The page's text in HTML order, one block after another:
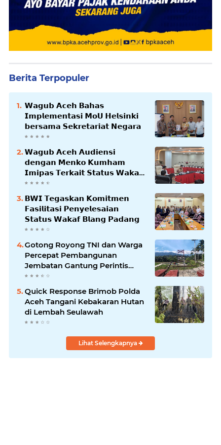
Berita Terpopuler
𝗪𝗮𝗴𝘂𝗯 𝗔𝗰𝗲𝗵 𝗕𝗮𝗵𝗮𝘀
𝗜𝗺𝗽𝗹𝗲𝗺𝗲𝗻𝘁𝗮𝘀𝗶 𝗠𝗼𝗨 𝗛𝗲𝗹𝘀𝗶𝗻𝗸𝗶
𝗯𝗲𝗿𝘀𝗮𝗺𝗮 𝗦𝗲𝗸𝗿𝗲𝘁𝗮𝗿𝗶𝗮𝘁 𝗡𝗲𝗴𝗮𝗿𝗮
𝗪𝗮𝗴𝘂𝗯 𝗔𝗰𝗲𝗵 𝗔𝘂𝗱𝗶𝗲𝗻𝘀𝗶
𝗱𝗲𝗻𝗴𝗮𝗻 𝗠𝗲𝗻𝗸𝗼 𝗞𝘂𝗺𝗵𝗮𝗺
𝗜𝗺𝗶𝗽𝗮𝘀 𝗧𝗲𝗿𝗸𝗮𝗶𝘁 𝗦𝘁𝗮𝘁𝘂𝘀 𝗪𝗮𝗸𝗮𝗳
𝗕𝗹𝗮𝗻𝗴𝗽𝗮𝗱𝗮𝗻𝗴
𝗕𝗪𝗜 𝗧𝗲𝗴𝗮𝘀𝗸𝗮𝗻 𝗞𝗼𝗺𝗶𝘁𝗺𝗲𝗻
𝗙𝗮𝘀𝗶𝗹𝗶𝘁𝗮𝘀𝗶 𝗣𝗲𝗻𝘆𝗲𝗹𝗲𝘀𝗮𝗶𝗮𝗻
𝗦𝘁𝗮𝘁𝘂𝘀 𝗪𝗮𝗸𝗮𝗳 𝗕𝗹𝗮𝗻𝗴 𝗣𝗮𝗱𝗮𝗻𝗴
Gotong Royong TNI dan Warga
Percepat Pembangunan
Jembatan Gantung Perintis
Kuta Ujung Aceh Tenggara
Quick Response Brimob Polda
Aceh Tangani Kebakaran Hutan
di Lembah Seulawah
Lihat Selengkapnya